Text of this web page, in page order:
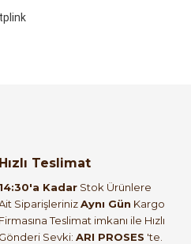
Hızlı Teslimat
14:30'a Kadar Stok Ürünlere
SiparişlerinizAynı Gün Kargo
Firmasına Teslimat imkanı ile Hızlı
Gönderi Sevki: ARI PROSES 'te.